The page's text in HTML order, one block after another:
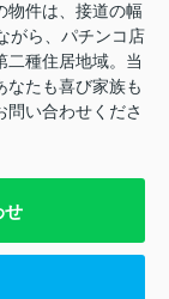
物件は、接道の幅
がら、パチンコ店
二種住居地域。当
なたも喜び家族も
い合わせくださ
せ